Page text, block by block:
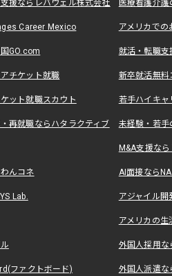
援ならレバウェル株式会社 医療看護介
Career Mexico アメリカで
GO.com 就活・転職
チケット就職 新卒就活無料
ット就職スカウト 若手ハイキ
再就職ならハタラクティブ 未経験・若手
M&A支援な
んコネ AI面接なら
Lab. アジャイル
アメリカの
外国人採用
ファクトボード) 外国人派遣な